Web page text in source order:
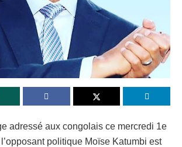
adressé aux congolais ce mercredi 1e
politique Moïse Katumbi est